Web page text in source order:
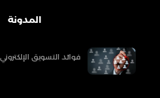
المدونة
فوائد التسويق الإلكتروني